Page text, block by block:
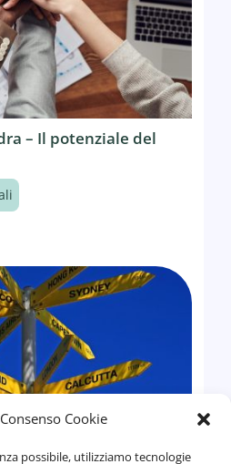
Cookie
possibile, utilizziamo tecnologie
– Il potenziale del